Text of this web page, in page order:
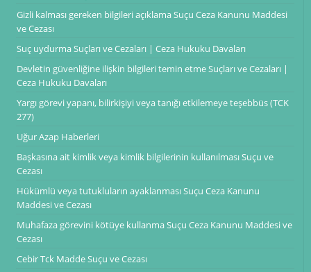
Gizli kalması gereken bilgileri açıklama Suçu Ceza Kanunu Maddesi
ve Cezası
Suç uydurma Suçları ve Cezaları | Ceza Hukuku Davaları
Devletin güvenliğine ilişkin bilgileri temin etme Suçları ve Cezaları |
Ceza Hukuku Davaları
Yargı görevi yapanı, bilirkişiyi veya tanığı etkilemeye teşebbüs (TCK
277)
Uğur Azap Haberleri
Başkasına ait kimlik veya kimlik bilgilerinin kullanılması Suçu ve
Cezası
Hükümlü veya tutukluların ayaklanması Suçu Ceza Kanunu
Maddesi ve Cezası
Muhafaza görevini kötüye kullanma Suçu Ceza Kanunu Maddesi ve
Cezası
Cebir Tck Madde Suçu ve Cezası